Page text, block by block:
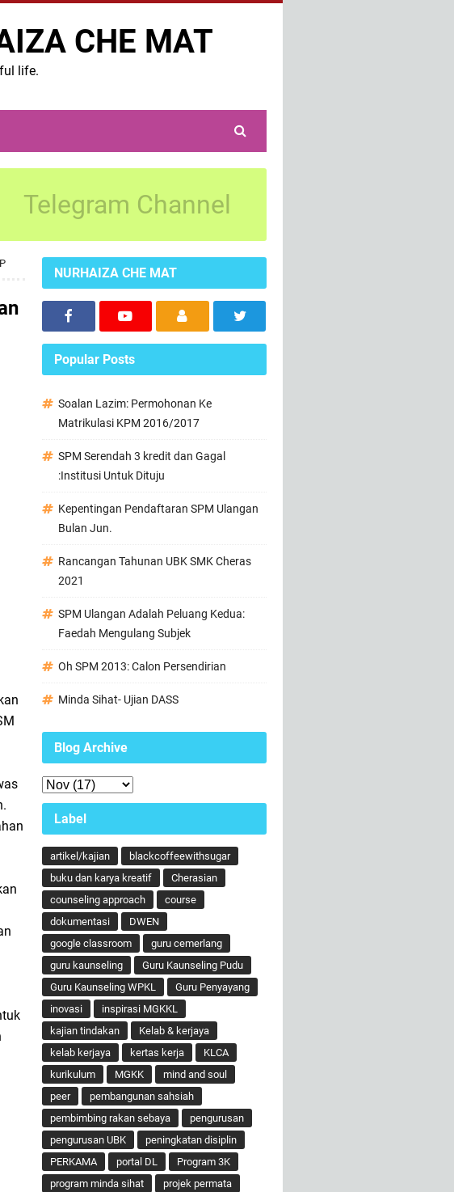
CHE MAT
life.
Telegram Channel
NURHAIZA CHE MAT
Popular Posts
Soalan Lazim: Permohonan Ke
Matrikulasi KPM 2016/2017
SPM Serendah 3 kredit dan Gagal
:Institusi Untuk Dituju
Kepentingan Pendaftaran SPM Ulangan
Bulan Jun.
Rancangan Tahunan UBK SMK Cheras
2021
SPM Ulangan Adalah Peluang Kedua:
Faedah Mengulang Subjek
Oh SPM 2013: Calon Persendirian
Minda Sihat- Ujian DASS
Blog Archive
Label
artikel/kajian
blackcoffeewithsugar
buku dan karya kreatif
Cherasian
counseling approach
course
dokumentasi
DWEN
google classroom
guru cemerlang
guru kaunseling
Guru Kaunseling Pudu
Guru Kaunseling WPKL
Guru Penyayang
inovasi
inspirasi MGKKL
kajian tindakan
Kelab & kerjaya
kelab kerjaya
kertas kerja
KLCA
kurikulum
MGKK
mind and soul
peer
pembangunan sahsiah
pembimbing rakan sebaya
pengurusan
pengurusan UBK
peningkatan disiplin
PERKAMA
portal DL
Program 3K
program minda sihat
projek permata